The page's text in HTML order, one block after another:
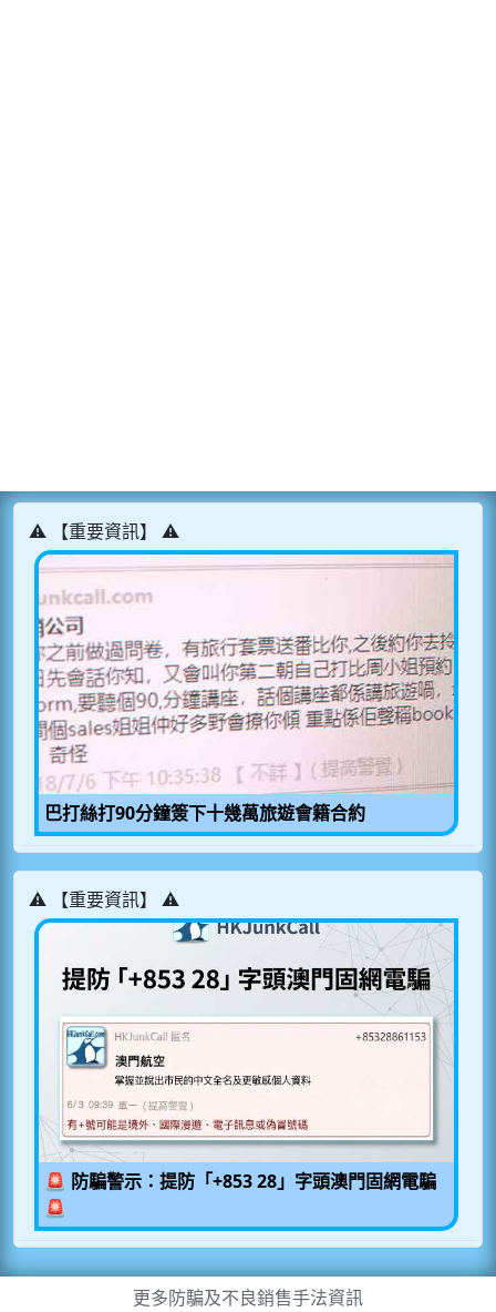
⚠️ 【重要資訊】 ⚠️
巴打絲打90分鐘簽下十幾萬旅遊會籍合約
⚠️ 【重要資訊】 ⚠️
🚨 防騙警示：提防「+853 28」字頭澳門固網電騙
🚨
更多防騙及不良銷售手法資訊